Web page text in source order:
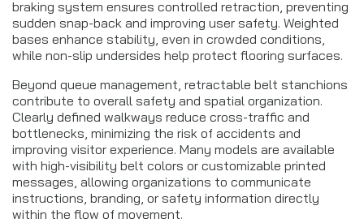
braking system ensures controlled retraction, preventing
sudden snap-back and improving user safety. Weighted
bases enhance stability, even in crowded conditions,
while non-slip undersides help protect flooring surfaces.
Beyond queue management, retractable belt stanchions
contribute to overall safety and spatial organization.
Clearly defined walkways reduce cross-traffic and
bottlenecks, minimizing the risk of accidents and
improving visitor experience. Many models are available
with high-visibility belt colors or customizable printed
messages, allowing organizations to communicate
instructions, branding, or safety information directly
within the flow of movement.